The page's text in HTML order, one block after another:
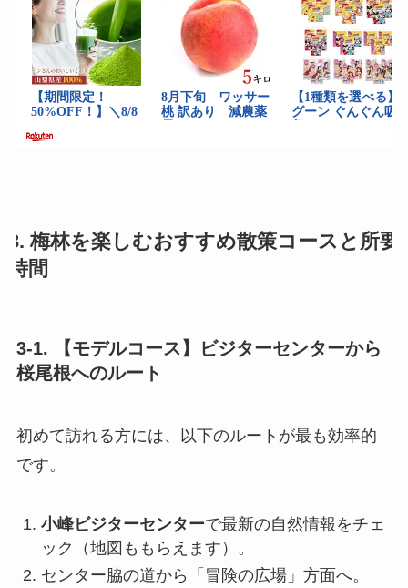
3. 梅林を楽しむおすすめ散策コースと所要
時間
3-1. 【モデルコース】ビジターセンターから
桜尾根へのルート
初めて訪れる方には、以下のルートが最も効率的
です。
小峰ビジターセンターで最新の自然情報をチェ
ック（地図ももらえます）。
センター脇の道から「冒険の広場」方面へ。